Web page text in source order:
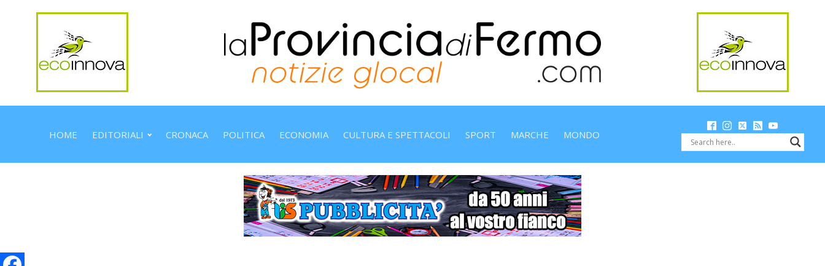
HOME EDITORIALI CRONACA POLITICA ECONOMIA CULTURA E SPETTACOLI SPORT MARCHE MONDO